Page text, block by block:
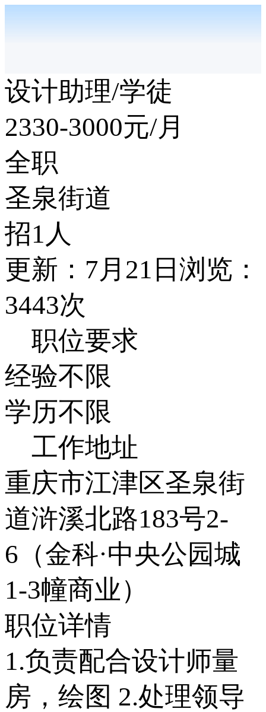
设计助理/学徒
2330-3000元/月
全职
圣泉街道
招1人
更新：7月21日 浏览：
3443次
职位要求
经验不限
学历不限
工作地址
重庆市江津区圣泉街
道浒溪北路183号2-
6（金科·中央公园城
1-3幢商业）
职位详情
1.负责配合设计师量
房，绘图 2.处理领导